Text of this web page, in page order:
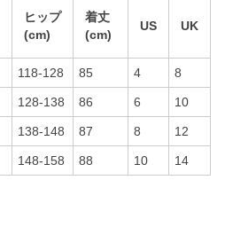
ヒップ
(cm)
着丈
(cm)
US UK
118-128 85 4 8
128-138 86 6 10
138-148 87 8 12
148-158 88 10 14